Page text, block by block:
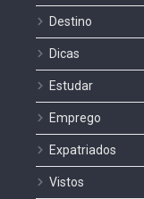
Destino
Dicas
Estudar
Emprego
Expatriados
Vistos